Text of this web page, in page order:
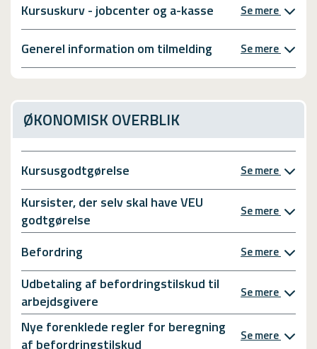
Kursuskurv - jobcenter og a-kasse Se mere
Generel information om tilmelding Se mere
ØKONOMISK OVERBLIK
Kursusgodtgørelse Se mere
Kursister, der selv skal have VEU
godtgørelse
Se mere
Befordring Se mere
Udbetaling af befordringstilskud til
arbejdsgivere
Se mere
Nye forenklede regler for beregning
af befordringstilskud
Se mere